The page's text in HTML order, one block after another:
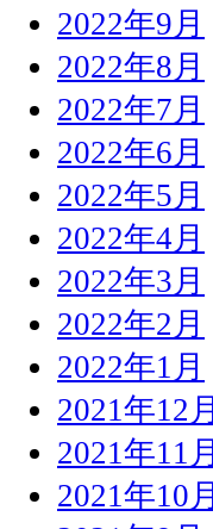
2022年9月
2022年8月
2022年7月
2022年6月
2022年5月
2022年4月
2022年3月
2022年2月
2022年1月
2021年12月
2021年11月
2021年10月